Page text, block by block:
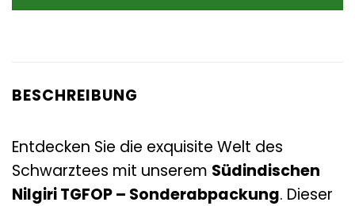
BESCHREIBUNG
Entdecken Sie die exquisite Welt des
Schwarztees mit unserem Südindischen
Nilgiri TGFOP – Sonderabpackung. Dieser